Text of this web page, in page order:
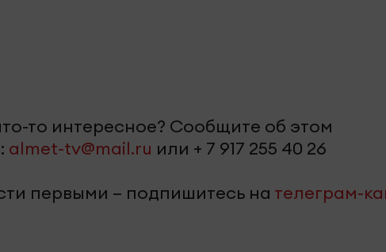
то интересное? Сообщите об этом
almet-tv@mail.ru или + 7 917 255 40 26
первыми – подпишитесь на телеграм-